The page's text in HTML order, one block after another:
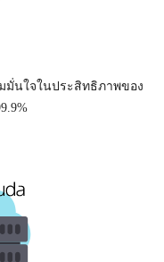
มั่นใจในประสิทธิภาพของ